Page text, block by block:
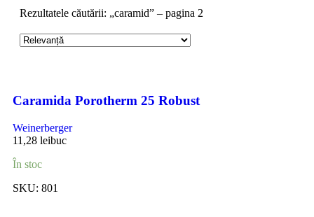
Rezultatele căutării: „caramid” – pagina 2
Caramida Porotherm 25 Robust
Weinerberger
11,28 leibuc
În stoc
SKU: 801